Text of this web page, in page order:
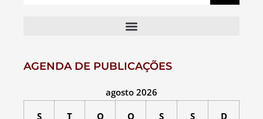
AGENDA DE PUBLICAÇÕES
agosto 2026
S T Q Q S S D